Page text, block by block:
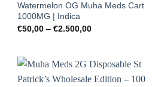
Watermelon OG Muha Meds Cart
1000MG | Indica
€50,00 –€2.500,00Preisspanne: